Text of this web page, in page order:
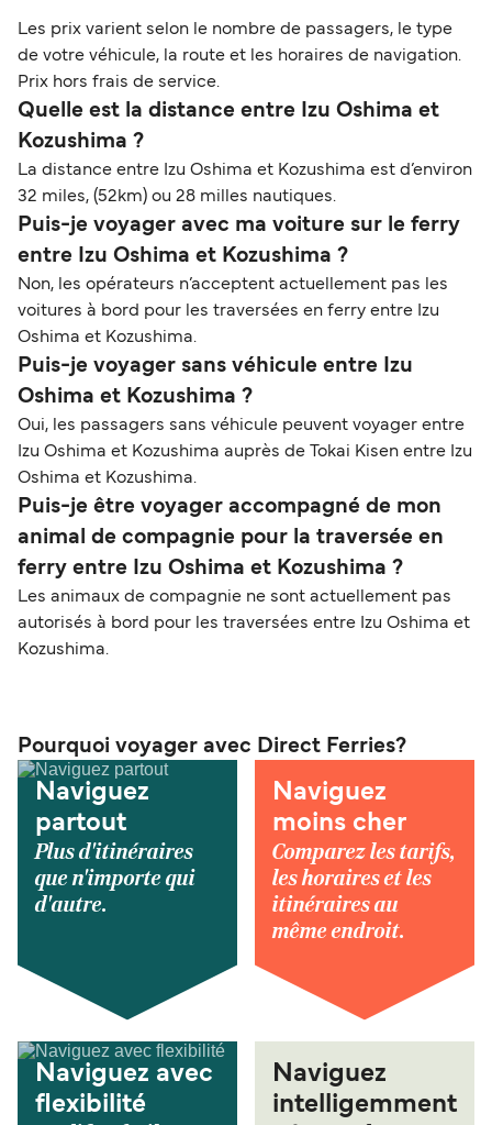
Les prix varient selon le nombre de passagers, le type
de votre véhicule, la route et les horaires de navigation.
Prix hors frais de service.
Quelle est la distance entre Izu Oshima et
Kozushima ?
La distance entre Izu Oshima et Kozushima est d’environ
32 miles, (52km) ou 28 milles nautiques.
Puis-je voyager avec ma voiture sur le ferry
entre Izu Oshima et Kozushima ?
Non, les opérateurs n’acceptent actuellement pas les
voitures à bord pour les traversées en ferry entre Izu
Oshima et Kozushima.
Puis-je voyager sans véhicule entre Izu
Oshima et Kozushima ?
Oui, les passagers sans véhicule peuvent voyager entre
Izu Oshima et Kozushima auprès de Tokai Kisen entre Izu
Oshima et Kozushima.
Puis-je être voyager accompagné de mon
animal de compagnie pour la traversée en
ferry entre Izu Oshima et Kozushima ?
Les animaux de compagnie ne sont actuellement pas
autorisés à bord pour les traversées entre Izu Oshima et
Kozushima.
Pourquoi voyager avec Direct Ferries?
Naviguez
partout
Plus d'itinéraires
que n'importe qui
d'autre.
Naviguez
moins cher
Comparez les tarifs,
les horaires et les
itinéraires au
même endroit.
Naviguez avec
flexibilité
Naviguez
intelligemment